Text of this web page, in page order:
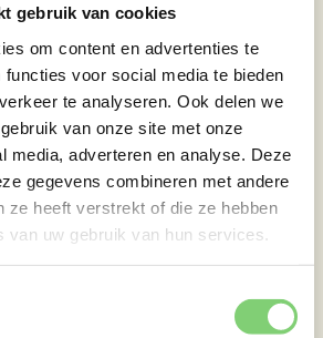
gebruik van cookies
om content en advertenties te
functies voor social media te bieden
te analyseren. Ook delen we
van onze site met onze
media, adverteren en analyse. Deze
gegevens combineren met andere
ze heeft verstrekt of die ze hebben
van uw gebruik van hun services.